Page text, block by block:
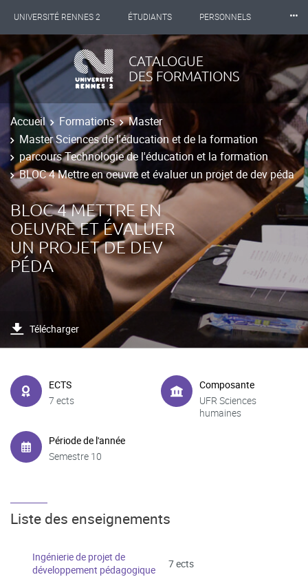
UNIVERSITÉ RENNES 2 ÉTUDIANTS PERSONNELS
INTERNATIONAL PROFESSIONNELS
LES NOUVELLES DE RENNES 2
⸱⸱⸱
CATALOGUE
DES FORMATIONS
Accueil Formations
Master
Master Sciences de l'éducation et de la formation
parcours Technologie de l'éducation et la formation
BLOC 4 Mettre en oeuvre et évaluer un projet de dev péda
BLOC 4 METTRE EN
OEUVRE ET ÉVALUER
UN PROJET DE DEV
PÉDA
Télécharger
ECTS
7 ects
Composante
UFR Sciences
humaines
Période de l'année
Semestre 10
Liste des enseignements
Ingénierie de projet de
développement pédagogique
7 ects